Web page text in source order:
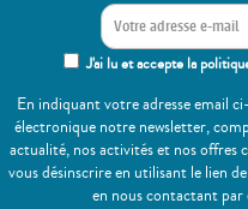
J'ai lu et accepte la
En indiquant votre adresse email
électronique notre newsletter,
actualité, nos activités et nos offres
vous désinscrire en utilisant le lien
en nous contactant